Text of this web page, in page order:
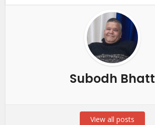
Subodh Bhatt
View all posts